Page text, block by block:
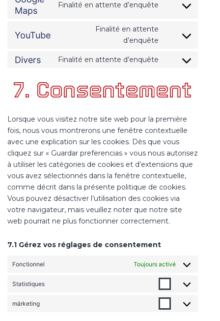
google-
Maps
Finalité en attente d’enquête
Consent
google-
YouTube
Finalité en attente
d’enquête
Consent
service
Divers Finalité en attente d’enquête
Consent
service
divers
7. Consentement
Lorsque vous visitez notre site web pour la première
fois, nous vous montrerons une fenêtre contextuelle
avec une explication sur les cookies. Dès que vous
cliquez sur « Guardar preferencias » vous nous autorisez
à utiliser les catégories de cookies et d’extensions que
vous avez sélectionnés dans la fenêtre contextuelle,
comme décrit dans la présente politique de cookies.
Vous pouvez désactiver l’utilisation des cookies via
votre navigateur, mais veuillez noter que notre site
web pourrait ne plus fonctionner correctement.
7.1 Gérez vos réglages de consentement
Fonctionnel Toujours activé
Statistiques
Statistiques
márketing
márketing